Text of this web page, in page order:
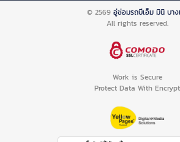
© 2569 อู่ซ่อมรถบีเอ็ม มินิ บา
All rights reserved.
Work is Secure
Protect Data With Encrypt